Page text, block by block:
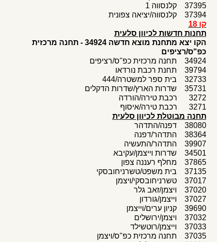
37395 קלנסווה 1
37394 קלנסווה/יציאה צפונית
קו 18
תחנות חדשות לכיוון סלעית
הקו יצא מתחנת מוצא חדשה 34924 - תחנה מרכזית
כפ"ס/רציפים
34924 תחנה מרכזית כפ"ס/רציפים
39794 תחנת רכבת נורדאו
32733 בית ספר למשטרה/444
35731 שדרות הארץ/שדרות הדקלים
3272 רכבת טירה/הורדה
3271 רכבת טירה/איסוף
תחנה מבוטלת לכיוון סלעית
38080 דפנה/התדהר
38364 התדהר/דפנה
39907 התדהר/התעשיה
34501 שדרות וייצמן/עקיבא
37865 מחלף רעננה צפון
37135 בית משפט/טשרניחובסקי
37017 טשרניחובסקי/ויצמן
37020 ויצמן/זאב גלר
37027 וייצמן/גורדון
39690 קניון ערים/וייצמן
37032 ויצמן/ירושלים
37033 וייצמן/רוטשילד
37035 תחנה מרכזית כפ"ס/ויצמן